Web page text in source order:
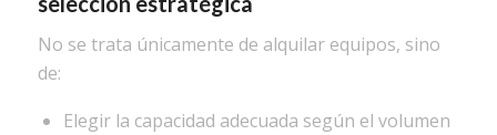
No se trata únicamente de alquilar equipos, sino
de:
Elegir la capacidad adecuada según el volumen